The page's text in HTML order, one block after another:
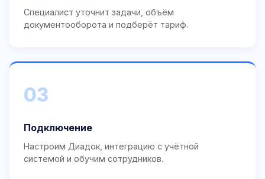
Специалист уточнит задачи, объём
документооборота и подберёт тариф.
03
Подключение
Настроим Диадок, интеграцию с учётной
системой и обучим сотрудников.